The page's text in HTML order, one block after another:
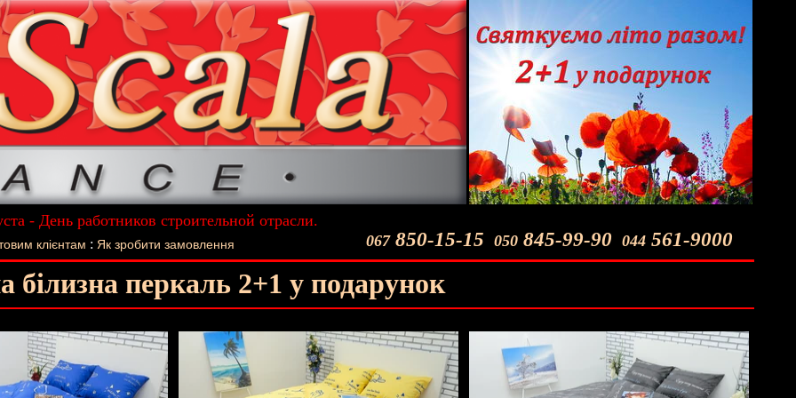
- День работников строительной отрасли.
подарок - Постельное белье La Scala!
067850-15-15 050 845-99-90 044 561-9000
клієнтам : Як зробити замовлення
білизна перкаль 2+1 у подарунок